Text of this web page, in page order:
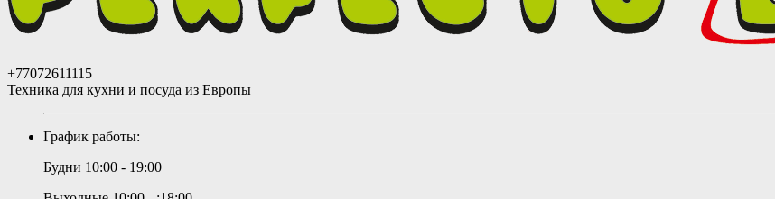
+77072611115
Техника для кухни и посуда из Европы
График работы:
Будни 10:00 - 19:00